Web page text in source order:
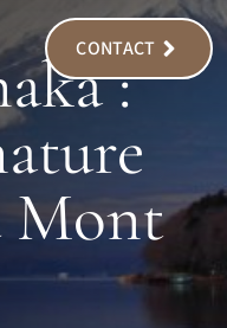
CONTACT
:
Mont